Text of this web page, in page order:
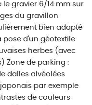
gravier 6/14 mm sur
du gravillon
bien adapté
pose d'un géotextile
herbes (avec
Zone de parking :
dalles alvéolées
par exemple
de couleurs